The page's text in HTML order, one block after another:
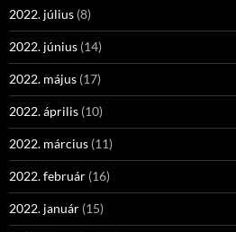
2022. július (8)
2022. június (14)
2022. május (17)
2022. április (10)
2022. március (11)
2022. február (16)
2022. január (15)